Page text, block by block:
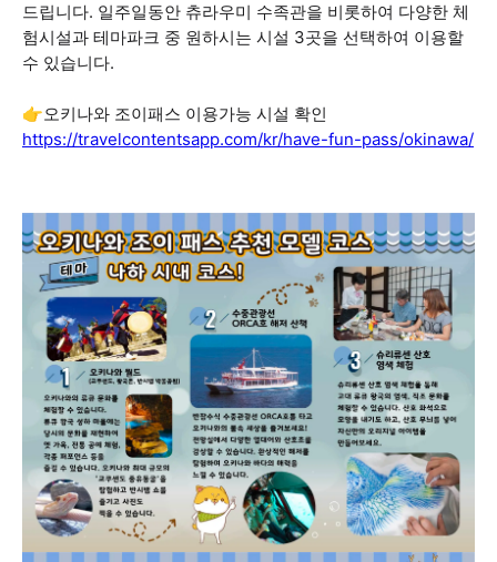
드립니다. 일주일동안 츄라우미 수족관을 비롯하여 다양한 체
험시설과 테마파크 중 원하시는 시설 3곳을 선택하여 이용할
수 있습니다.
👉오키나와 조이패스 이용가능 시설 확인
https://travelcontentsapp.com/kr/have-fun-pass/okinawa/